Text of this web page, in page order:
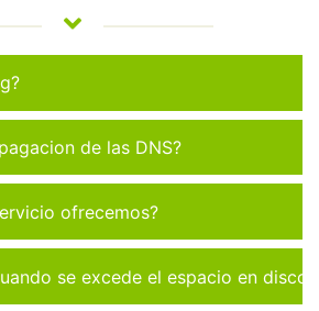
de las DNS?
ofrecemos?
se excede el espacio en disco